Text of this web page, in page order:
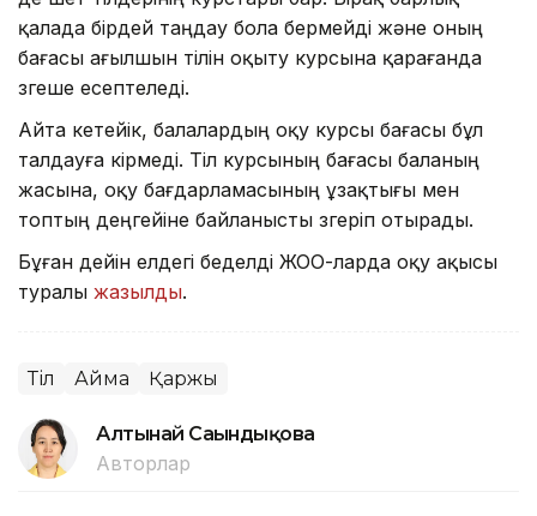
қалада бірдей таңдау бола бермейді және оның
бағасы ағылшын тілін оқыту курсына қарағанда
өзгеше есептеледі.
Айта кетейік, балалардың оқу курсы бағасы бұл
талдауға кірмеді. Тіл курсының бағасы баланың
жасына, оқу бағдарламасының ұзақтығы мен
топтың деңгейіне байланысты өзгеріп отырады.
Бұған дейін елдегі беделді ЖОО-ларда оқу ақысы
туралы жазылды.
Тіл Аймақ Қаржы
Алтынай Сағындықова
Авторлар